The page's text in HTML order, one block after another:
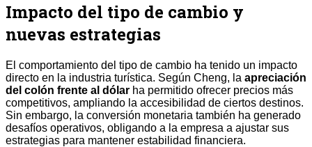
Impacto del tipo de cambio y
nuevas estrategias
El comportamiento del tipo de cambio ha tenido un impacto
directo en la industria turística. Según Cheng, la apreciación
del colón frente al dólar ha permitido ofrecer precios más
competitivos, ampliando la accesibilidad de ciertos destinos.
Sin embargo, la conversión monetaria también ha generado
desafíos operativos, obligando a la empresa a ajustar sus
estrategias para mantener estabilidad financiera.